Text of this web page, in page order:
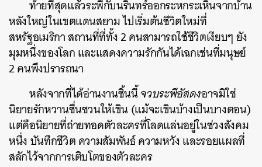
ท้ายที่สุดแล้วระพีกับนรินทร์ออกระหกระเหินจากบ้าน
หลังใหญ่ในเขตแดนสยาม ไปเริ่มต้นชีวิตใหม่ที่
สหรัฐอเมริกา สถานที่ที่ทั้ง 2 คนสามารถใช้ชีวิตเงียบๆ ยัง
มุมหนึ่งของโลก และแสดงความรักกันได้เฉกเช่นที่มนุษย์
2 คนพึงปรารถนา
หลังจากที่ได้อ่านงานชิ้นนี้จวบระพีอัสดงอาจมิใช่
นิยายรักหวานชื่นชวนให้เขิน (แม้จะเขินบ้างเป็นบางตอน)
แต่คือนิยายที่ถ่ายทอดตัวละครที่โลดแล่นอยู่ในช่วงสังคม
หนึ่ง บันทึกชีวิต ความสัมพันธ์ ความหวัง และรอยแผลที่
สลักไว้จากการเติบโตของตัวละคร